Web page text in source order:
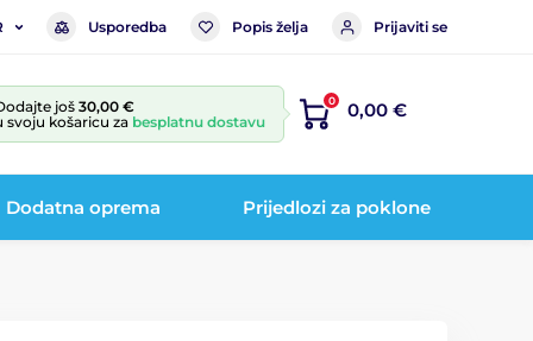
Usporedba Popis želja Prijaviti se
još30,00 €
svoju košaricu za besplatnu dostavu
0 0,00 €
Dodatna oprema Prijedlozi za poklone